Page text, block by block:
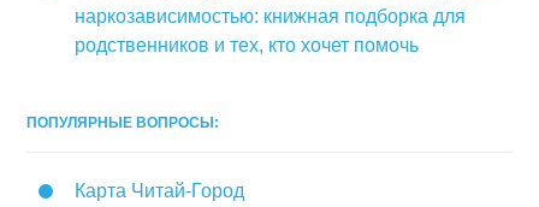
наркозависимостью: книжная подборка для
родственников и тех, кто хочет помочь
ПОПУЛЯРНЫЕ ВОПРОСЫ:
Карта Читай-Город